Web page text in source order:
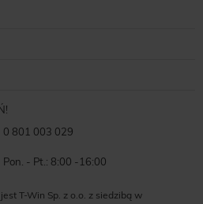
0 801 003 029
Pon. - Pt.: 8:00 -16:00
T-Win Sp. z o.o. z siedzibą w